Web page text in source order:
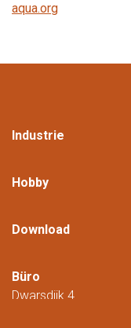
aqua.org
Industrie
Hobby
Download
Büro
Dwarsdijk 4